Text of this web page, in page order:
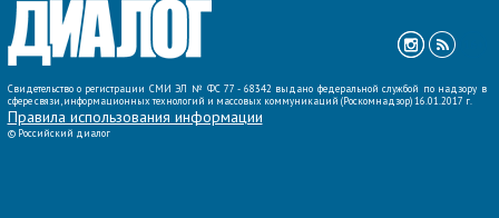
Свидетельство о регистрации СМИ ЭЛ № ФС 77 - 68342 выдано федеральной службой по надзору в
сфере связи, информационных технологий и массовых коммуникаций (Роскомнадзор) 16.01.2017 г.
Правила использования информации
© Российский диалог